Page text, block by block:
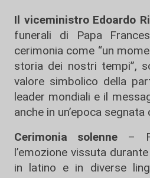
Il viceministro Edoardo
funerali di Papa
cerimonia come “un
storia dei nostri tempi”,
valore simbolico della
leader mondiali e il
anche in un’epoca
Cerimonia solenne –
l’emozione vissuta
in latino e in diverse